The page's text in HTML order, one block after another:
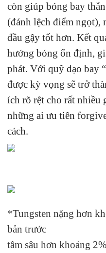
còn giúp bóng bay
(đánh lệch điểm ngọt),
đầu gậy tốt hơn. Kết
hướng bóng ổn định,
phát. Với quỹ đạo bay
được kỳ vọng sẽ trở
ích rõ rệt cho rất
những ai ưu tiên
cách.
*Tungsten nặng hơn
bản
tâm sâu hơn khoảng